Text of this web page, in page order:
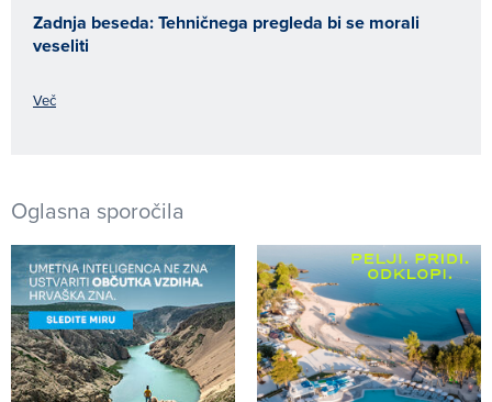
Zadnja beseda: Tehničnega pregleda bi se morali
veseliti
Več
Oglasna sporočila